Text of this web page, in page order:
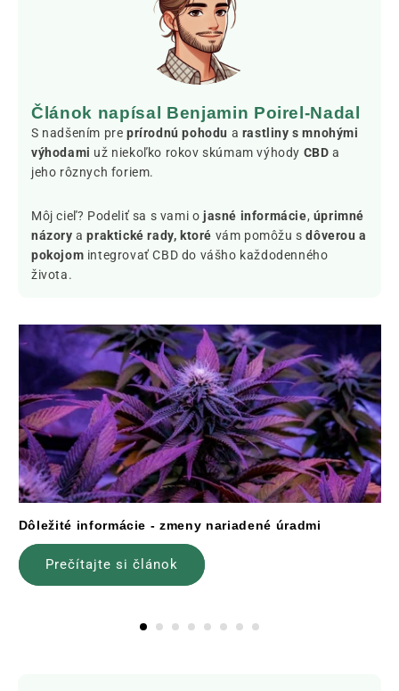
Článok napísal Benjamin Poirel-Nadal
S nadšením pre prírodnú pohodu a rastliny s mnohými
výhodami už niekoľko rokov skúmam výhody CBD a
jeho rôznych foriem.
Môj cieľ? Podeliť sa s vami o jasné informácie, úprimné
názory apraktické rady, ktoré vám pomôžu sdôverou a
pokojom integrovať CBD do vášho každodenného
života.
Dôležité informácie - zmeny nariadené úradmi
Prečítajte si článok